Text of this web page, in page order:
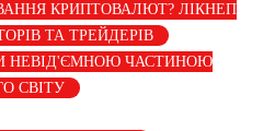
КРИПТОВАЛЮТ? ЛІКНЕП
ТА ТРЕЙДЕРІВ
НЕВІД'ЄМНОЮ ЧАСТИНОЮ
СВІТУ